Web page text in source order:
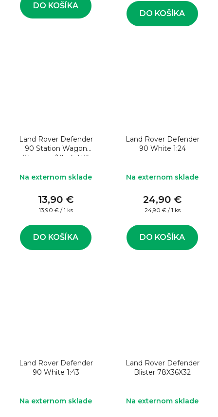
DO KOŠÍKA
DO KOŠÍKA
Land Rover Defender
90 Station Wagon
Silvergun/Black 1:76
Na externom sklade
13,90 €
Jednotková
13,90 € / 1 ks
DO KOŠÍKA
Land Rover Defender
90 White 1:24
Na externom sklade
24,90 €
Jednotková
24,90 € / 1 ks
DO KOŠÍKA
Land Rover Defender
90 White 1:43
Na externom sklade
Land Rover Defender
Blister 78X36X32
Na externom sklade